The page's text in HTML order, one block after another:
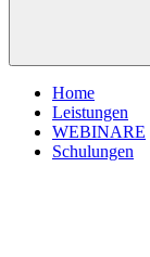
Home
Leistungen
WEBINARE
Schulungen